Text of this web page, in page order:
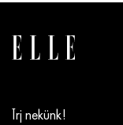
Írj nekünk!